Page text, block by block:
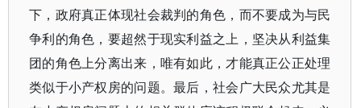
下，政府真正体现社会裁判的角色，而不要成为与民
争利的角色，要超然于现实利益之上，坚决从利益集
团的角色上分离出来，唯有如此，才能真正公正处理
类似于小产权房的问题。最后，社会广大民众尤其是